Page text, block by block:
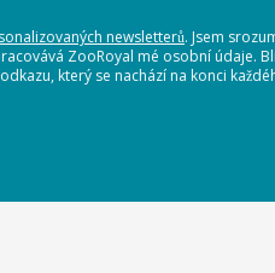
newsletterů. Jsem
ZooRoyal mé osobní údaje.
který se nachází na konci